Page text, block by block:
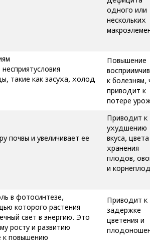
одного или
нескольких
такие как засуха, холод
Повышение
к болезням,
приводит к
потере
почвы и увеличивает ее
Приводит к
ухудшению
вкуса,
хранения
плодов,
и
в фотосинтезе,
которого растения
свет в энергию. Это
росту и развитию
к повышению
Приводит к
задержке
цветения и